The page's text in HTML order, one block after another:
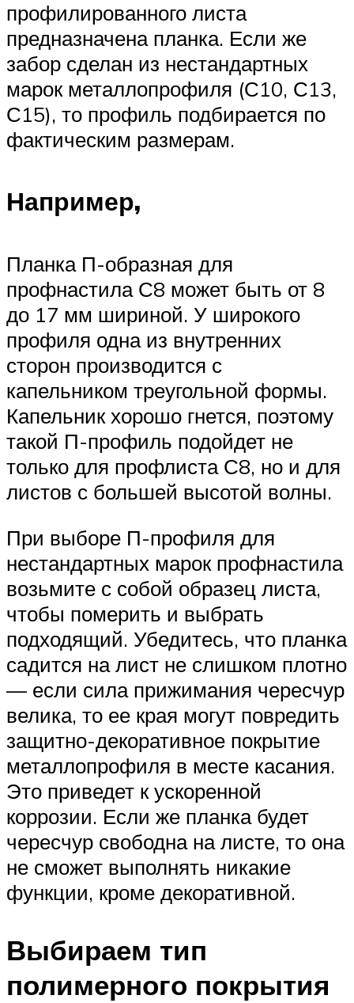
профилированного листа
предназначена планка. Если же
забор сделан из нестандартных
марок металлопрофиля (С10, С13,
С15), то профиль подбирается по
фактическим размерам.
Например,
Планка П-образная для
профнастила С8 может быть от 8
до 17 мм шириной. У широкого
профиля одна из внутренних
сторон производится с
капельником треугольной формы.
Капельник хорошо гнется, поэтому
такой П-профиль подойдет не
только для профлиста С8, но и для
листов с большей высотой волны.
При выборе П-профиля для
нестандартных марок профнастила
возьмите с собой образец листа,
чтобы померить и выбрать
подходящий. Убедитесь, что планка
садится на лист не слишком плотно
— если сила прижимания чересчур
велика, то ее края могут повредить
защитно-декоративное покрытие
металлопрофиля в месте касания.
Это приведет к ускоренной
коррозии. Если же планка будет
чересчур свободна на листе, то она
не сможет выполнять никакие
функции, кроме декоративной.
Выбираем тип
полимерного покрытия